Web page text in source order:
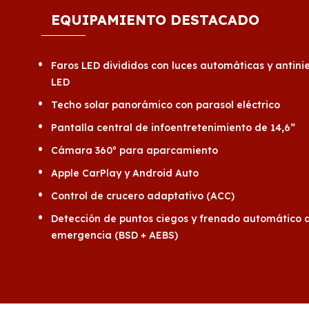
EQUIPAMIENTO DESTACADO
Faros LED divididos con luces automáticas y
LED
Techo solar panorámico con parasol eléctrico
Pantalla central de infoentretenimiento de 14,6”
Cámara 360º para aparcamiento
Apple CarPlay y Android Auto
Control de crucero adaptativo (ACC)
Detección de puntos ciegos y frenado automático
emergencia (BSD + AEBS)